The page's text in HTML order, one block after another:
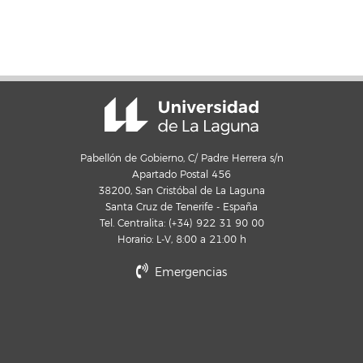
Pabellón de Gobierno, C/ Padre Herrera s/n
Apartado Postal 456
38200, San Cristóbal de La Laguna
Santa Cruz de Tenerife - España
Tel. Centralita: (+34) 922 31 90 00
Horario: L-V, 8:00 a 21:00 h
Emergencias